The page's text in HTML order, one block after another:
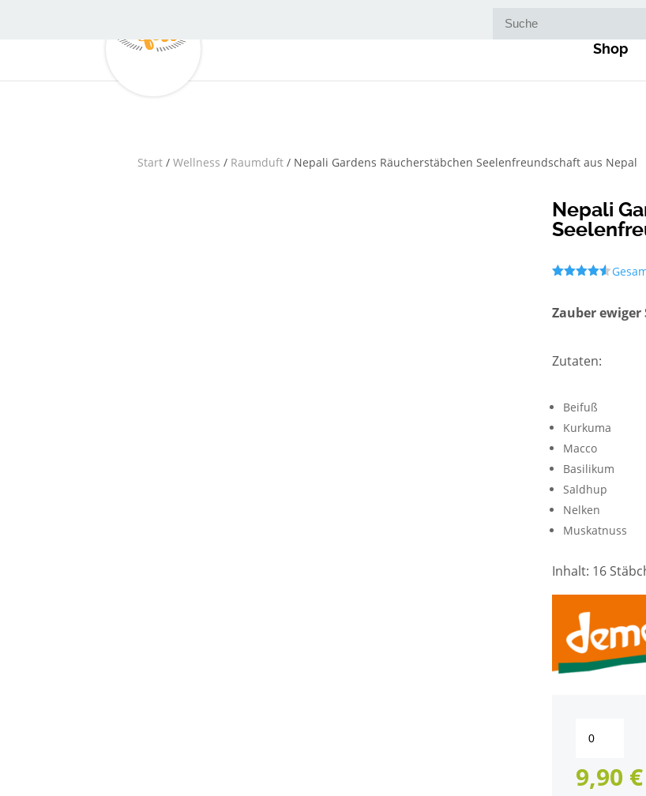
Shop
Start /Wellness / Raumduft / Nepali Gardens Räucherstäbchen Seelenfreundschaft aus Nepal
Nepali
von 5,
basierend
Zauber
Zutaten:
Beifuß
Kurkuma
Macco
Basilikum
Saldhup
Nelken
Muskatnuss
Inhalt: 16
Gardens
9,90 €